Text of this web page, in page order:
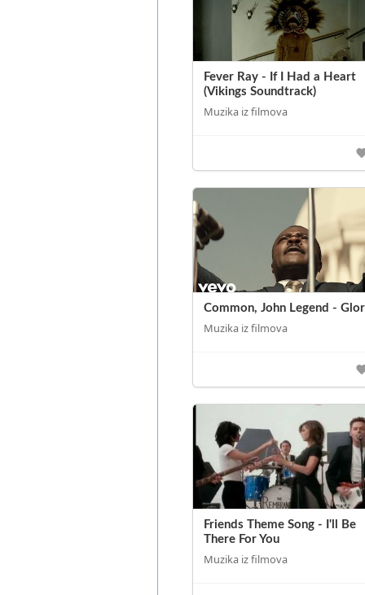
Fever Ray - If I Had a Heart
(Vikings Soundtrack)
Muzika iz filmova
Common, John Legend -
Muzika iz filmova
Friends Theme Song - I'll Be
There For You
Muzika iz filmova